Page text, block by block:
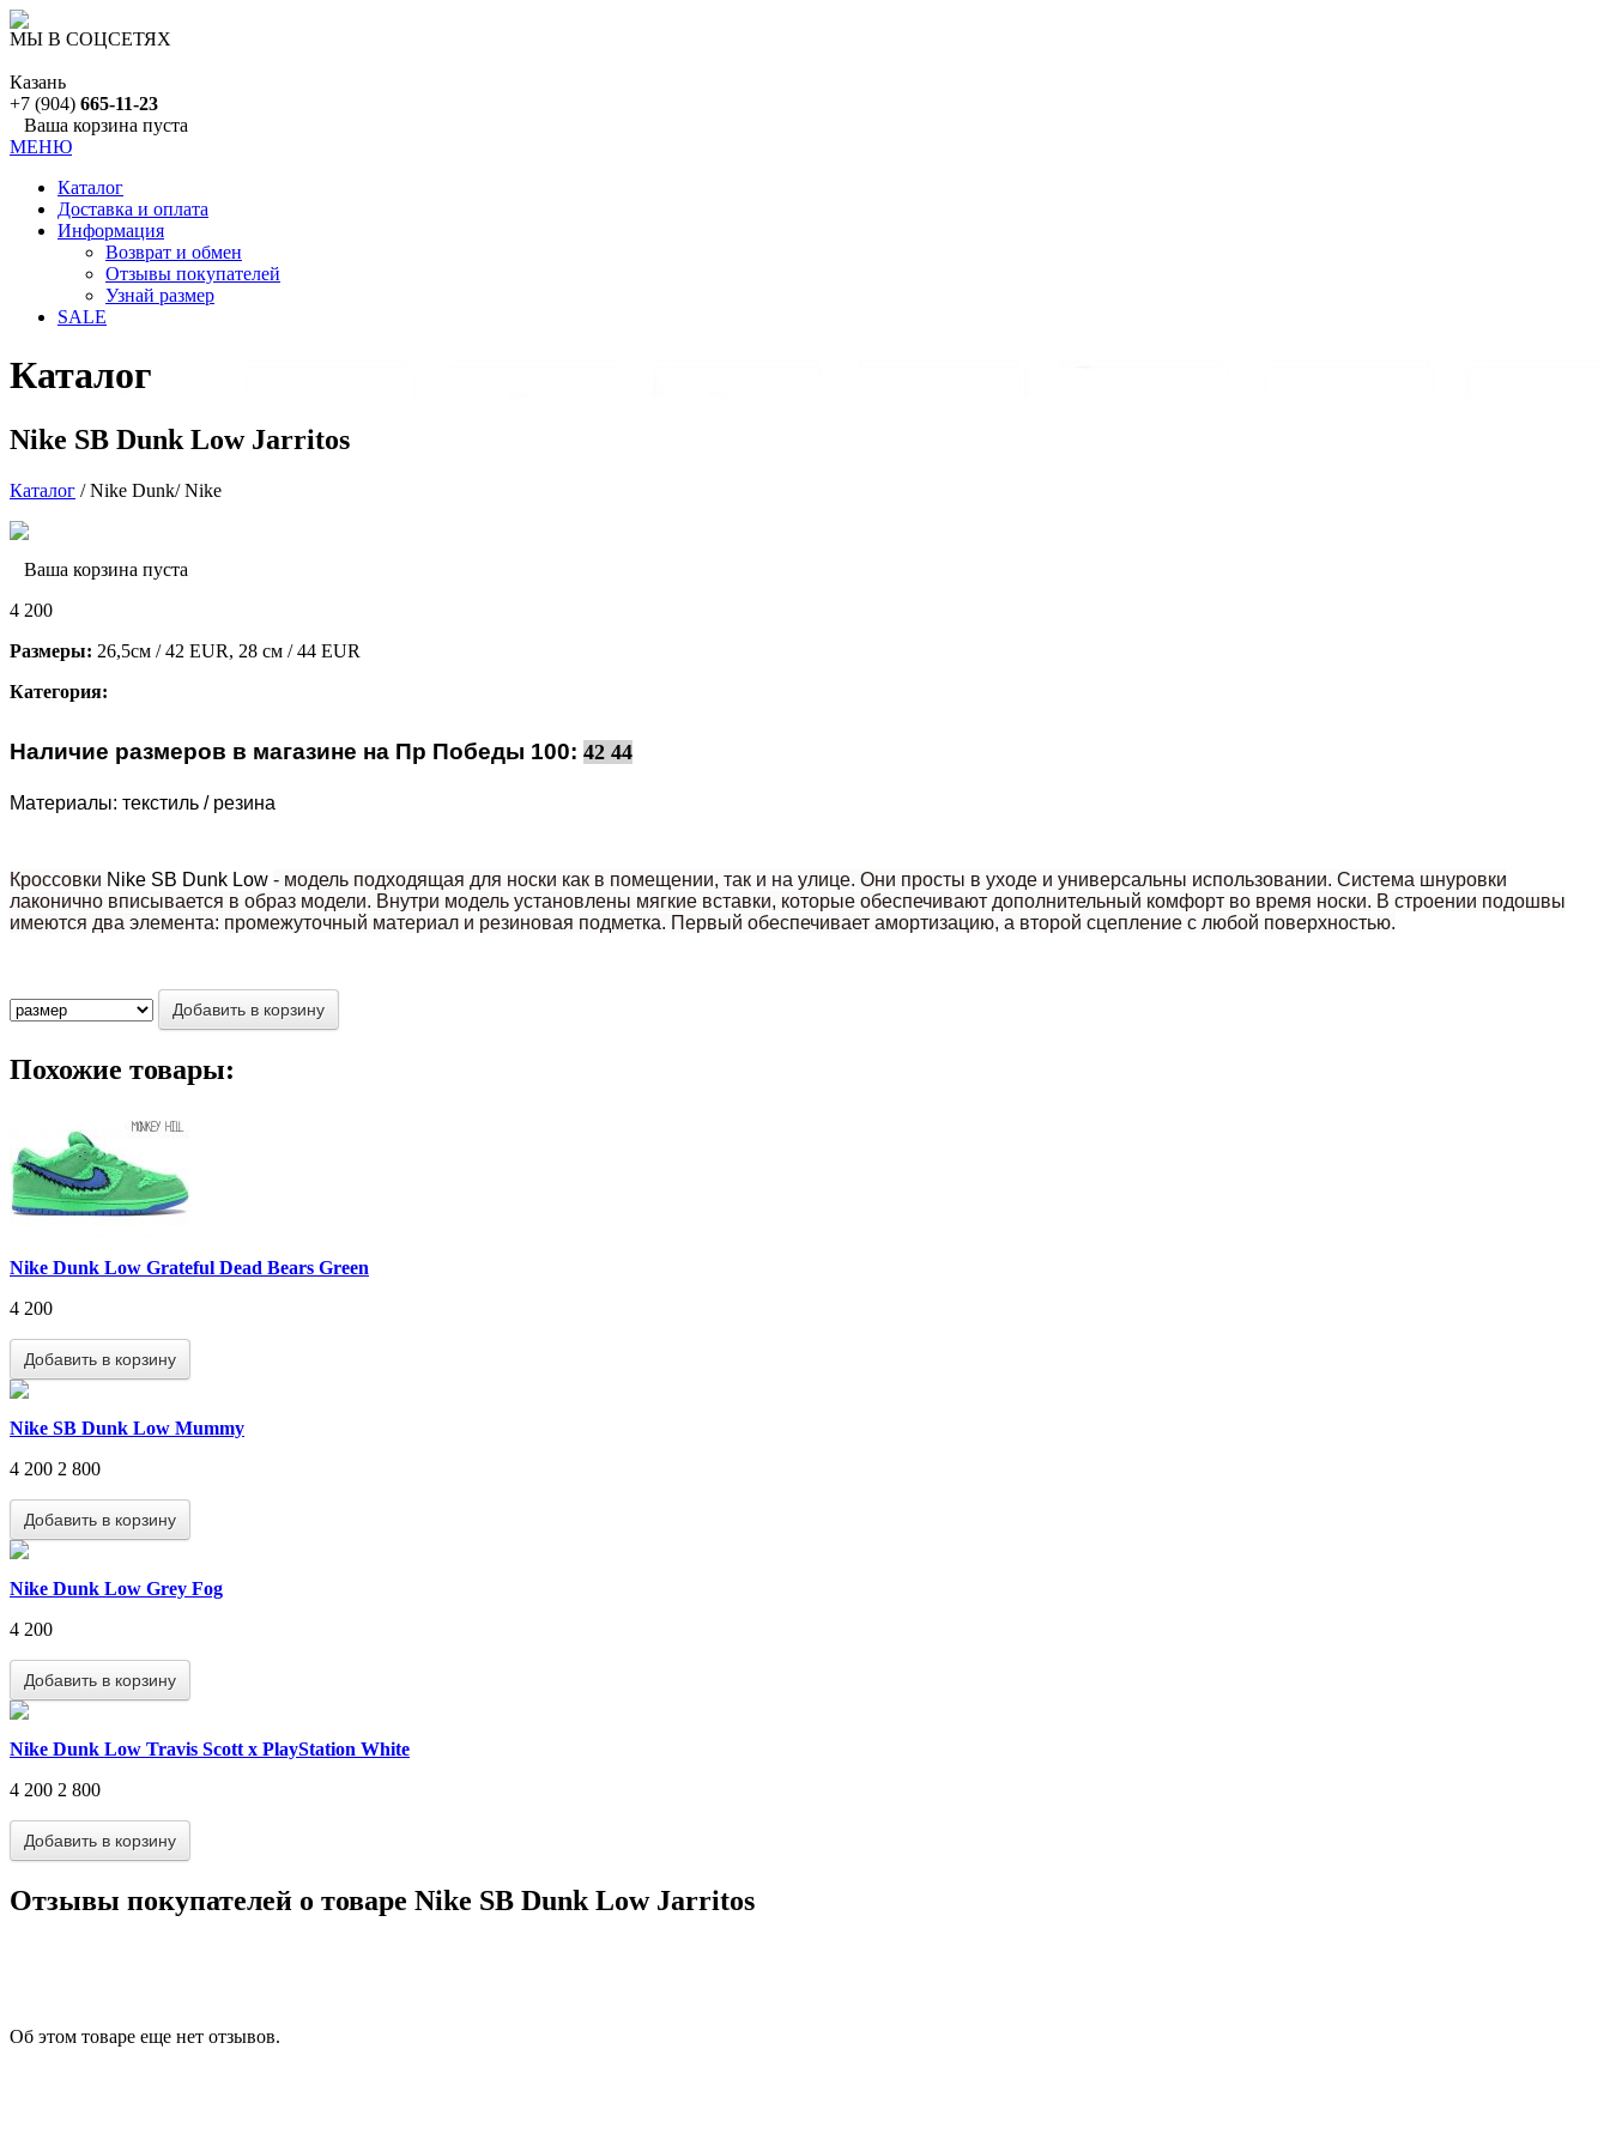
МЫ В СОЦСЕТЯХ
Казань
+7 (904) 665-11-23
Ваша корзина пуста
МЕНЮ
Каталог
Доставка и оплата
Информация
Возврат и обмен
Отзывы покупателей
Узнай размер
SALE
Каталог
Nike SB Dunk Low Jarritos
Каталог / Nike Dunk/ Nike
Ваша корзина пуста
4 200
Размеры: 26,5см / 42 EUR, 28 см / 44 EUR
Категория:
Наличие размеров в магазине на Пр Победы 100: 42 44
Материалы: текстиль / резина
Кроссовки Nike SB Dunk Low - модель подходящая для носки как в помещении, так и на улице. Они просты в уходе и универсальны использовании. Система шнуровки
лаконично вписывается в образ модели. Внутри модель установлены мягкие вставки, которые обеспечивают дополнительный комфорт во время носки. В строении подошвы
имеются два элемента: промежуточный материал и резиновая подметка. Первый обеспечивает амортизацию, а второй сцепление с любой поверхностью.
Похожие товары:
Nike Dunk Low Grateful Dead Bears Green
4 200
Nike SB Dunk Low Mummy
4 200 2 800
Nike Dunk Low Grey Fog
4 200
Nike Dunk Low Travis Scott x PlayStation White
4 200 2 800
Отзывы покупателей о товаре Nike SB Dunk Low Jarritos
Об этом товаре еще нет отзывов.